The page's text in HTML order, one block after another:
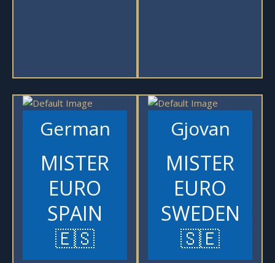
German
MISTER
EURO
SPAIN
🇪🇸
Gjovan
MISTER
EURO
SWEDEN
🇸🇪